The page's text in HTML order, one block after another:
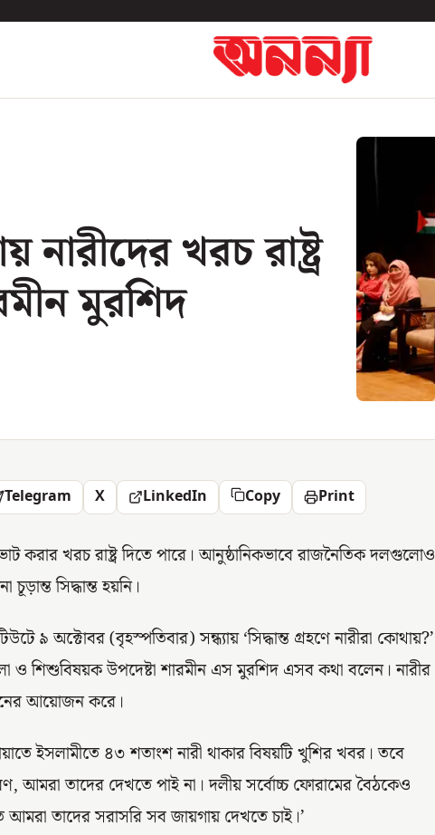
নারীদের খরচ রাষ্ট্র
মুরশিদ
Telegram X LinkedIn Copy Print
করার খরচ রাষ্ট্র দিতে পারে। আনুষ্ঠানিকভাবে রাজনৈতিক দলগুলোও
সিদ্ধান্ত হয়নি।
৯ অক্টোবর (বৃহস্পতিবার) সন্ধ্যায় ‘সিদ্ধান্ত গ্রহণে নারীরা কোথায়?’
ও শিশুবিষয়ক উপদেষ্টা শারমীন এস মুরশিদ এসব কথা বলেন। নারীর
আয়োজন করে।
ইসলামীতে ৪৩ শতাংশ নারী থাকার বিষয়টি খুশির খবর। তবে
আমরা তাদের দেখতে পাই না। দলীয় সর্বোচ্চ ফোরামের বৈঠকেও
আমরা তাদের সরাসরি সব জায়গায় দেখতে চাই।’